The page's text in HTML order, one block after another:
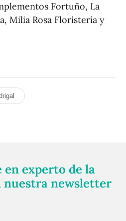
Fortuño, La
Milia Rosa Floristería y
experto de la
nuestra newsletter